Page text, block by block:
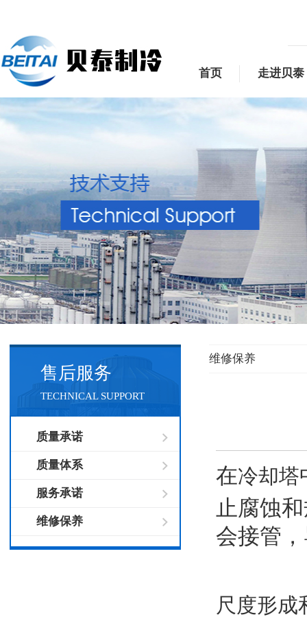
首页 走进贝泰
售后服务
TECHNICAL SUPPORT
质量承诺
质量体系
服务承诺
维修保养
维修保养
在冷却塔
止腐蚀
会接管
尺度形成